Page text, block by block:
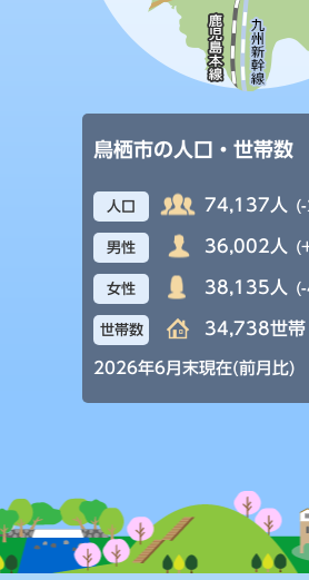
鳥栖市の人口・世帯数
人口 74,137人
男性 36,002人
女性 38,135人
世帯数 34,738世帯
2026年6月末現在(前月比)